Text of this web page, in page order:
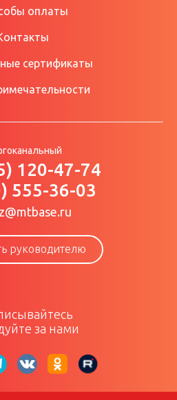
оплаты
сертификаты
120-47-74
555-36-03
руководителю
за нами